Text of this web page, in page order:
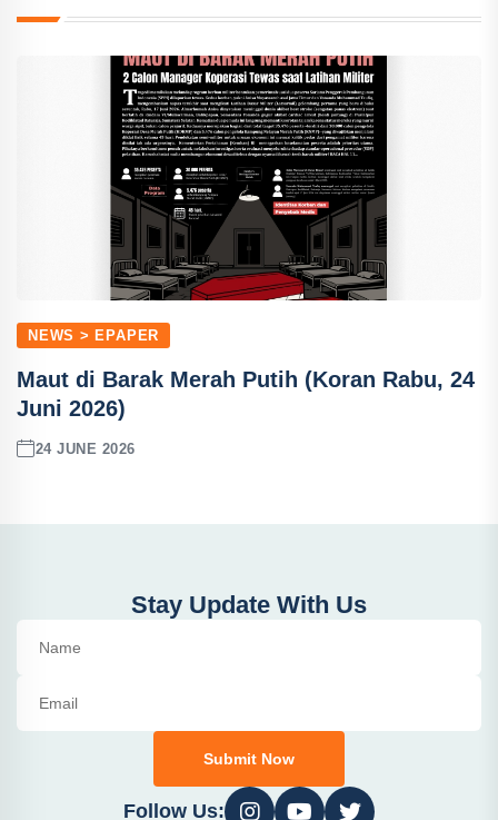
NEWS > EPAPER
Maut di Barak Merah Putih (Koran Rabu, 24
Juni 2026)
24 JUNE 2026
Stay Update With Us
Submit Now
Follow Us: